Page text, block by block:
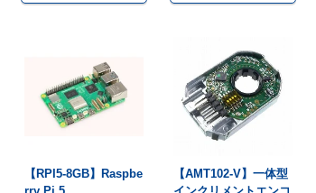
【RPI5-8GB】Raspbe
【AMT102-V】一体型